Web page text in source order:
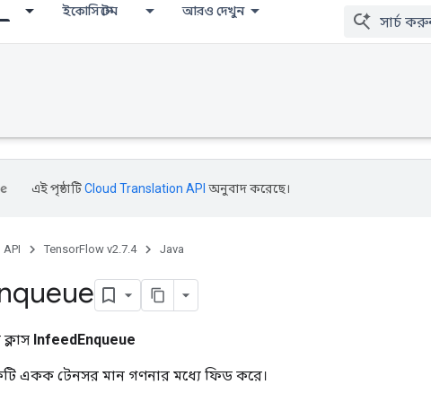
ইকোসিস্টেম আরও দেখুন
এই পৃষ্ঠাটিCloud Translation API অনুবাদ করেছে।
API TensorFlow v2.7.4 Java
InfeedEnqueue
একক টেনসর মান গণনার মধ্যে ফিড করে।